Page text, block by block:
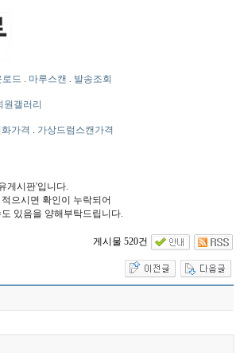
드 . 마루스캔 . 발송조회
원갤러리
가격 . 가상드럼스캔가격
게시판'입니다.
으시면 확인이 누락되어
있음을 양해부탁드립니다.
게시물 520건